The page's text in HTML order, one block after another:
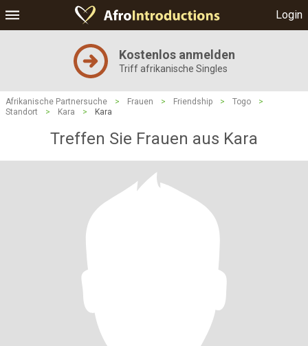
Login
Kostenlos anmelden
Triff afrikanische Singles
Afrikanische Partnersuche > Frauen > Friendship > Togo
>
Standort
> Kara > Kara
Treffen Sie Frauen aus Kara